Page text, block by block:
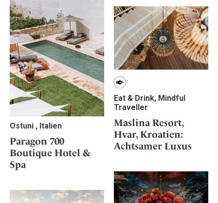
Ostuni , Italien
Paragon 700
Boutique Hotel &
Spa
Eat & Drink, Mindful
Traveller
Maslina Resort,
Hvar, Kroatien:
Achtsamer Luxus